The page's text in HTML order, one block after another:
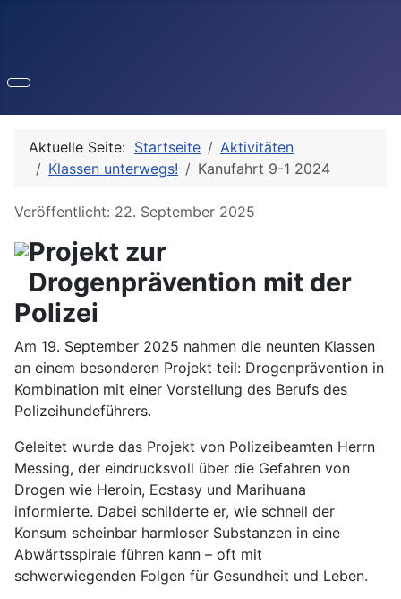
Aktuelle Seite: Startseite
Aktivitäten
Klassen unterwegs!
Kanufahrt 9-1 2024
Details
Veröffentlicht: 22. September 2025
Projekt zur
Drogenprävention mit der
Polizei
Am 19. September 2025 nahmen die neunten Klassen
an einem besonderen Projekt teil: Drogenprävention in
Kombination mit einer Vorstellung des Berufs des
Polizeihundeführers.
Geleitet wurde das Projekt von Polizeibeamten Herrn
Messing, der eindrucksvoll über die Gefahren von
Drogen wie Heroin, Ecstasy und Marihuana
informierte. Dabei schilderte er, wie schnell der
Konsum scheinbar harmloser Substanzen in eine
Abwärtsspirale führen kann – oft mit
schwerwiegenden Folgen für Gesundheit und Leben.